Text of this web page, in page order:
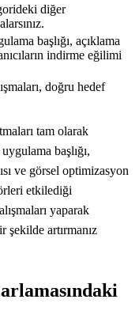
diğer
başlığı, açıklama
indirme eğilimi
doğru hedef
tam olarak
başlığı,
ve görsel optimizasyon
etkilediği
yaparak
şekilde artırmanız